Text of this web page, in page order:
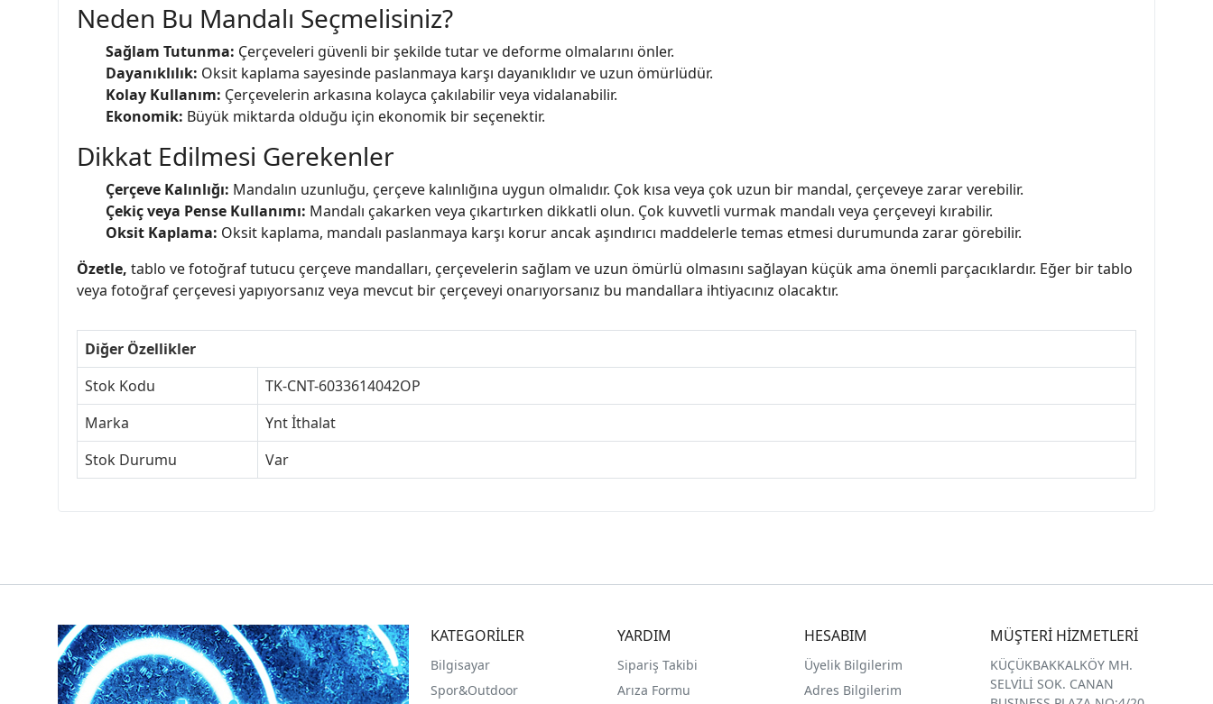
Neden Bu Mandalı Seçmelisiniz?
Sağlam Tutunma: Çerçeveleri güvenli bir şekilde tutar ve deforme olmalarını önler.
Dayanıklılık: Oksit kaplama sayesinde paslanmaya karşı dayanıklıdır ve uzun ömürlüdür.
Kolay Kullanım: Çerçevelerin arkasına kolayca çakılabilir veya vidalanabilir.
Ekonomik: Büyük miktarda olduğu için ekonomik bir seçenektir.
Dikkat Edilmesi Gerekenler
Çerçeve Kalınlığı: Mandalın uzunluğu, çerçeve kalınlığına uygun olmalıdır. Çok kısa veya çok uzun bir mandal, çerçeveye zarar verebilir.
Çekiç veya Pense Kullanımı: Mandalı çakarken veya çıkartırken dikkatli olun. Çok kuvvetli vurmak mandalı veya çerçeveyi kırabilir.
Oksit Kaplama: Oksit kaplama, mandalı paslanmaya karşı korur ancak aşındırıcı maddelerle temas etmesi durumunda zarar görebilir.
Özetle, tablo ve fotoğraf tutucu çerçeve mandalları, çerçevelerin sağlam ve uzun ömürlü olmasını sağlayan küçük ama önemli parçacıklardır. Eğer bir tablo
veya fotoğraf çerçevesi yapıyorsanız veya mevcut bir çerçeveyi onarıyorsanız bu mandallara ihtiyacınız olacaktır.
Diğer Özellikler
Stok Kodu
TK-CNT-6033614042OP
Marka
Ynt İthalat
Stok Durumu
Var
KATEGORİLER
Bilgisayar
Spor&Outdoor
YARDIM
Sipariş Takibi
Arıza Formu
HESABIM
Üyelik Bilgilerim
Adres Bilgilerim
MÜŞTERİ HİZMETLERİ
KÜÇÜKBAKKALKÖY MH.
SELVİLİ SOK. CANAN